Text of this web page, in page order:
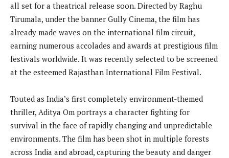
all set for a theatrical release soon. Directed by Raghu
Tirumala, under the banner Gully Cinema, the film has
already made waves on the international film circuit,
earning numerous accolades and awards at prestigious film
festivals worldwide. It was recently selected to be screened
at the esteemed Rajasthan International Film Festival.
Touted as India’s first completely environment-themed
thriller, Aditya Om portrays a character fighting for
survival in the face of rapidly changing and unpredictable
environments. The film has been shot in multiple forests
across India and abroad, capturing the beauty and danger